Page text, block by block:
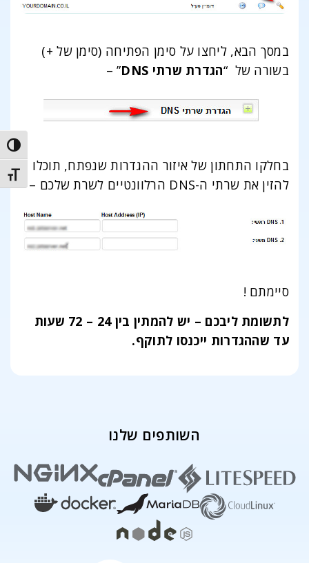
במסך הבא, ליחצו על סימן הפתיחה (סימן של +)
בשורה של “הגדרת שרתי DNS ” –
בחלקו התחתון של איזור ההגדרות שנפתח, תוכלו
להזין את שרתי ה-DNS הרלוונטיים לשרת שלכם –
סיימתם !
לתשומת ליבכם – יש להמתין בין 24 – 72 שעות
עד שההגדרות ייכנסו לתוקף.
השותפים שלנו